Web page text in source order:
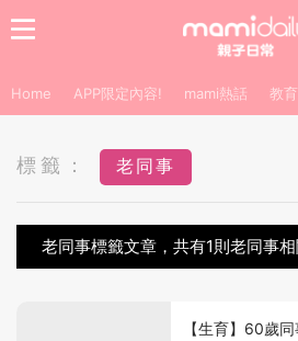
Home APP限定內容! mami熱話 教
標籤： 老同事
老同事標籤文章，共有1則老同事
【生育】60歲